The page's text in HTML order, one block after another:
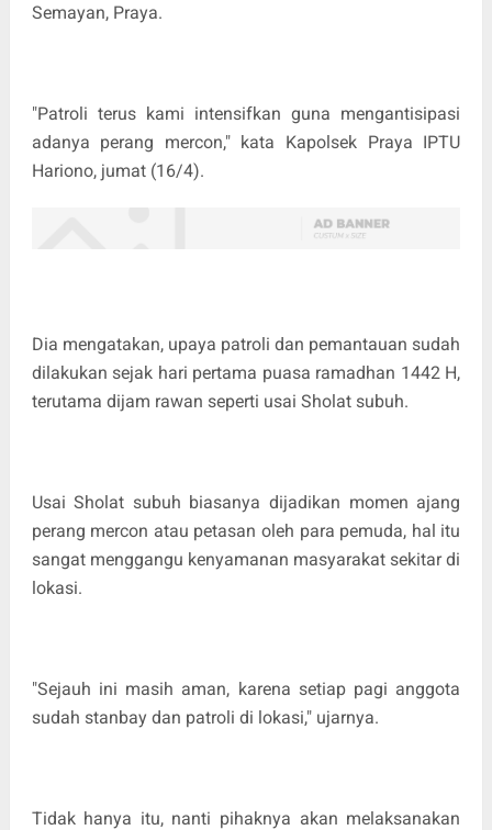
Semayan, Praya.
"Patroli terus kami intensifkan guna mengantisipasi
adanya perang mercon," kata Kapolsek Praya IPTU
Hariono, jumat (16/4).
Dia mengatakan, upaya patroli dan pemantauan sudah
dilakukan sejak hari pertama puasa ramadhan 1442 H,
terutama dijam rawan seperti usai Sholat subuh.
Usai Sholat subuh biasanya dijadikan momen ajang
perang mercon atau petasan oleh para pemuda, hal itu
sangat menggangu kenyamanan masyarakat sekitar di
lokasi.
"Sejauh ini masih aman, karena setiap pagi anggota
sudah stanbay dan patroli di lokasi," ujarnya.
Tidak hanya itu, nanti pihaknya akan melaksanakan